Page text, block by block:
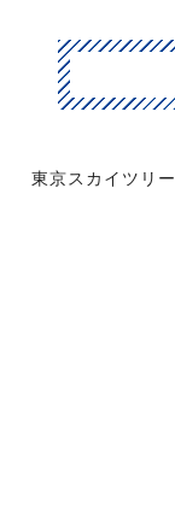
東京スカイツリー